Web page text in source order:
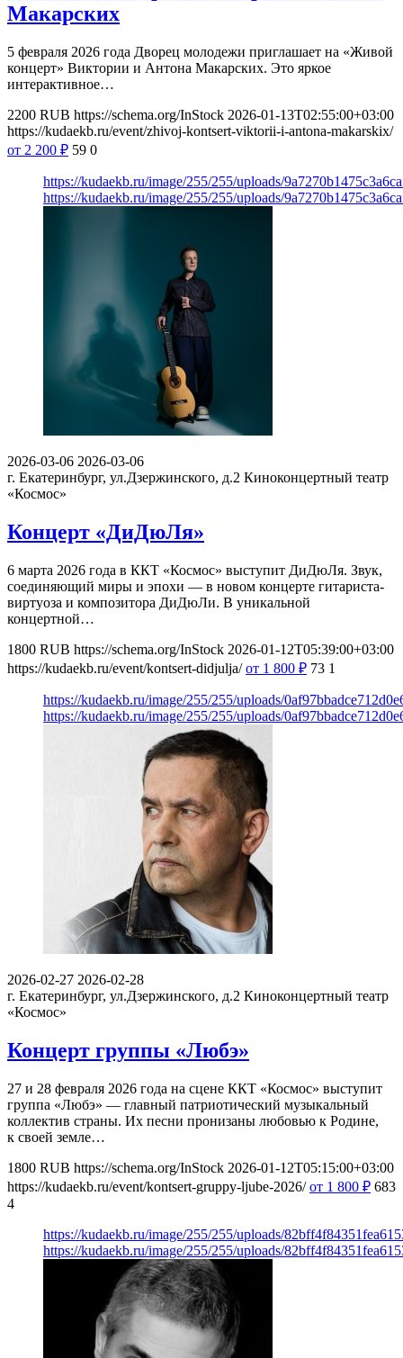
Макарских
5 февраля 2026 года Дворец молодежи приглашает на «Живой
концерт» Виктории и Антона Макарских. Это яркое
интерактивное…
2200 RUB https://schema.org/InStock 2026-01-13T02:55:00+03:00
https://kudaekb.ru/event/zhivoj-kontsert-viktorii-i-antona-makarskix/
от 2 200 ₽ 59 0
https://kudaekb.ru/image/255/255/uploads/
https://kudaekb.ru/image/255/255/uploads/
2026-03-06 2026-03-06
г. Екатеринбург, ул.Дзержинского, д.2 Киноконцертный театр
«Космос»
Концерт «ДиДюЛя»
6 марта 2026 года в ККТ «Космос» выступит ДиДюЛя. Звук,
соединяющий миры и эпохи — в новом концерте гитариста-
виртуоза и композитора ДиДюЛи. В уникальной
концертной…
1800 RUB https://schema.org/InStock 2026-01-12T05:39:00+03:00
https://kudaekb.ru/event/kontsert-didjulja/ от 1 800 ₽ 73 1
https://kudaekb.ru/image/255/255/uploads/
https://kudaekb.ru/image/255/255/uploads/
2026-02-27 2026-02-28
г. Екатеринбург, ул.Дзержинского, д.2 Киноконцертный театр
«Космос»
Концерт группы «Любэ»
27 и 28 февраля 2026 года на сцене ККТ «Космос» выступит
группа «Любэ» — главный патриотический музыкальный
коллектив страны. Их песни пронизаны любовью к Родине,
к своей земле…
1800 RUB https://schema.org/InStock 2026-01-12T05:15:00+03:00
https://kudaekb.ru/event/kontsert-gruppy-ljube-2026/ от 1 800 ₽ 683
4
https://kudaekb.ru/image/255/255/uploads/
https://kudaekb.ru/image/255/255/uploads/